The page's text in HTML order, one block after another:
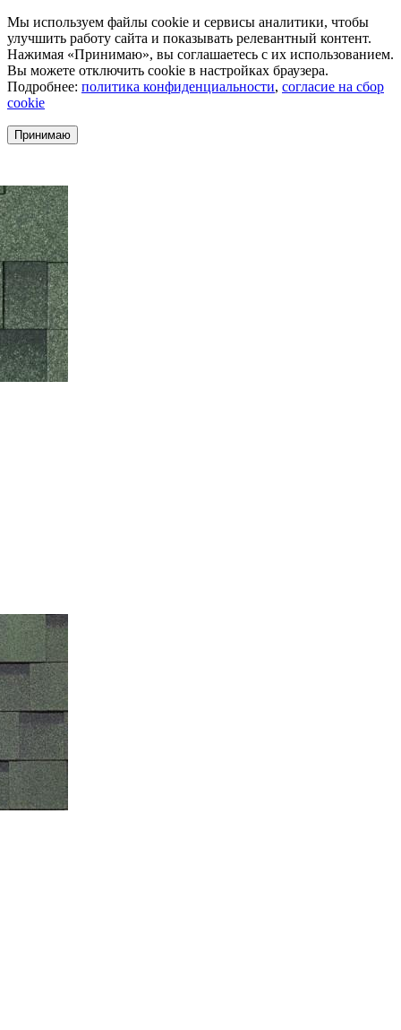
Мы используем файлы cookie и сервисы аналитики, чтобы
улучшить работу сайта и показывать релевантный контент.
Нажимая «Принимаю», вы соглашаетесь с их использованием.
Вы можете отключить cookie в настройках браузера.
Подробнее: политика конфиденциальности, согласие на сбор
cookie
Принимаю